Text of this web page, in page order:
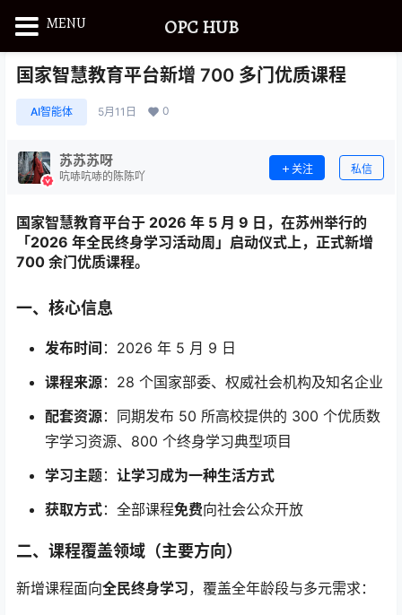
国家智慧教育平台新增 700 多门优质课程
AI智能体 5月11日 0
苏苏苏呀
吭哧吭哧的陈陈吖
关注 私信
国家智慧教育平台于 2026 年 5 月 9 日，在苏州举行的
「2026 年全民终身学习活动周」启动仪式上，正式新增
700 余门优质课程。
一、核心信息
发布时间 ：2026 年 5 月 9 日
课程来源：28 个国家部委、权威社会机构及知名企业
配套资源：同期发布 50 所高校提供的 300 个优质数
字学习资源、800 个终身学习典型项目
学习主题： 让学习成为一种生活方式
获取方式：全部课程免费向社会公众开放
二、课程覆盖领域（主要方向）
新增课程面向全民终身学习，覆盖全年龄段与多元需求：
MENU OPC HUB